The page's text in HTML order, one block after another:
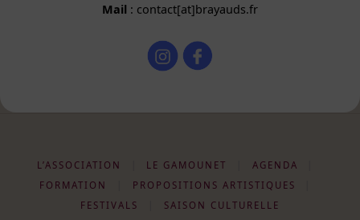
Mail : contact[at]brayauds.fr
L’ASSOCIATION LE GAMOUNET AGENDA
FORMATION
PROPOSITIONS ARTISTIQUES
FESTIVALS
SAISON CULTURELLE